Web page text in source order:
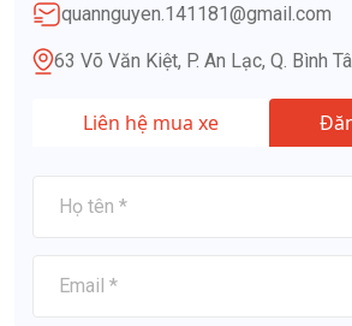
quannguyen.141181@gmail.com
63 Võ Văn Kiệt, P. An Lạc, Q. Bình
Liên hệ mua xe